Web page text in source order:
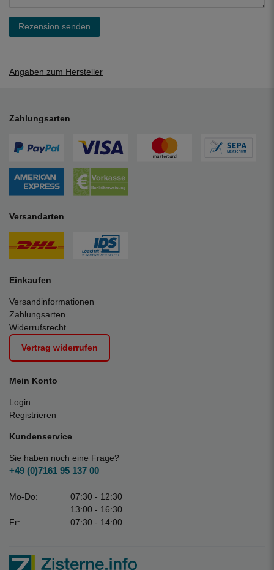
Rezension senden
Angaben zum Hersteller
Zahlungsarten
Versandarten
Einkaufen
Versandinformationen
Zahlungsarten
Widerrufsrecht
Vertrag widerrufen
Mein Konto
Login
Registrieren
Kundenservice
Sie haben noch eine Frage?
+49 (0)7161 95 137 00
Mo-Do:
07:30 - 12:30
13:00 - 16:30
Fr:
07:30 - 14:00